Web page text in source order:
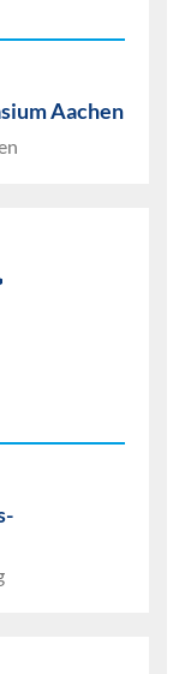
Aachen